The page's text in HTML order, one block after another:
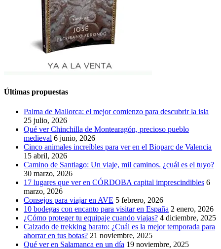
Últimas propuestas
Palma de Mallorca: el mejor comienzo para descubrir la isla
25 julio, 2026
Qué ver Chinchilla de Montearagón, precioso pueblo
medieval 6 junio, 2026
Cinco animales increíbles para ver en el Bioparc de Valencia
15 abril, 2026
Camino de Santiago: Un viaje, mil caminos. ¿cuál es el tuyo?
30 marzo, 2026
17 lugares que ver en CÓRDOBA capital imprescindibles 6
marzo, 2026
Consejos para viajar en AVE 5 febrero, 2026
10 bodegas con encanto para visitar en España 2 enero, 2026
¿Cómo proteger tu equipaje cuando viajas? 4 diciembre, 2025
Calzado de trekking barato: ¿Cuál es la mejor temporada para
ahorrar en tus botas? 21 noviembre, 2025
Qué ver en Salamanca en un día 19 noviembre, 2025